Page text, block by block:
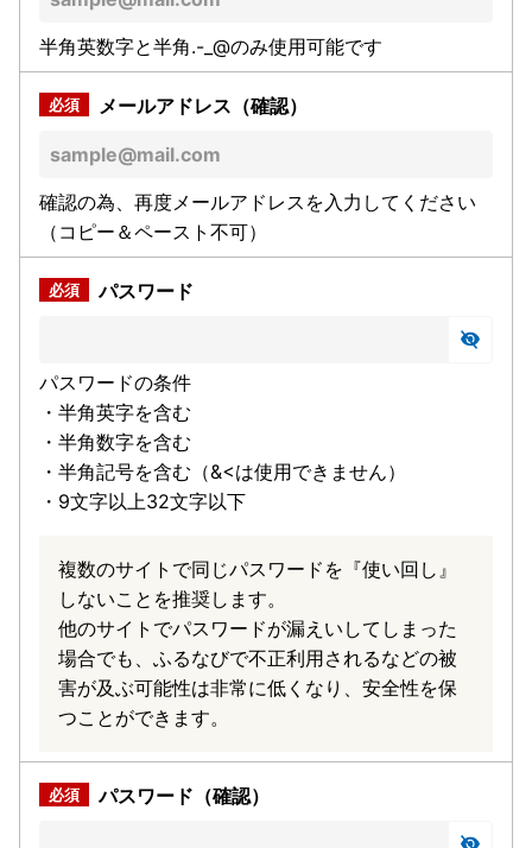
半角英数字と半角.-_@のみ使用可能です
メールアドレス（確認）
確認の為、再度メールアドレスを入力してください
（コピー＆ペースト不可）
パスワード
パスワードの条件
・半角英字を含む
・半角数字を含む
・半角記号を含む（&<は使用できません）
・9文字以上32文字以下
複数のサイトで同じパスワードを『使い回し』
しないことを推奨します。
他のサイトでパスワードが漏えいしてしまった
場合でも、ふるなびで不正利用されるなどの被
害が及ぶ可能性は非常に低くなり、安全性を保
つことができます。
パスワード（確認）